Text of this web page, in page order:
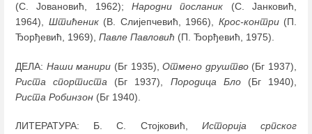
(С. Јовановић, 1962); Народни посланик (С. Јанковић,
1964), Штићеник(В. Слијепчевић, 1966), Крос-контри(П.
Ђорђевић, 1969), Павле Павловић (П. Ђорђевић, 1975).
ДЕЛА: Наши манири (Бг 1935),Отмено друштво(Бг 1937),
Риста спортиста (Бг 1937), Породица Бло(Бг 1940),
Риста Робинзон (Бг 1940).
ЛИТЕРАТУРА: Б. С. Стојковић, Историја српског